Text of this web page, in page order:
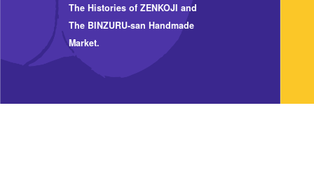
The Histories of ZENKOJI and
The BINZURU-san Handmade
Market.